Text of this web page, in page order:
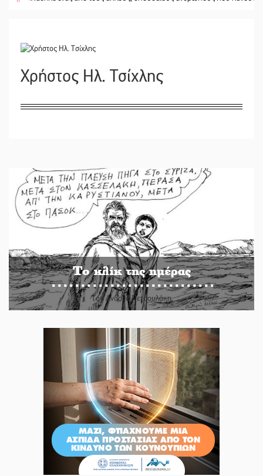
Χρήστος Ηλ. Τσίχλης
Το κλίκ της ημέρας
Του Ανδρέα Πετρουλάκη